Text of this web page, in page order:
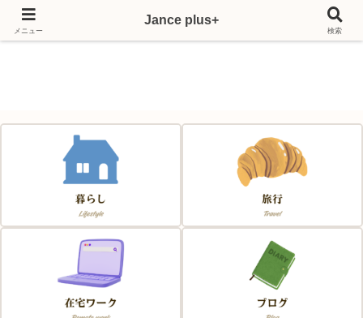
Japan & France & Chance～フランス移住応援サイト～
メニュー
Jance plus+
検索